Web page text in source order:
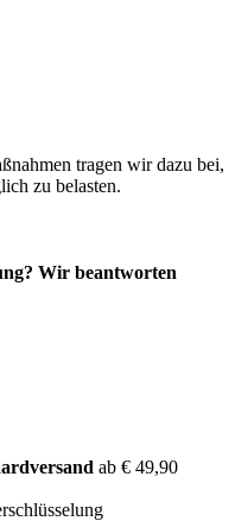
tragen wir dazu bei,
zu belasten.
Wir beantworten
ab € 49,90